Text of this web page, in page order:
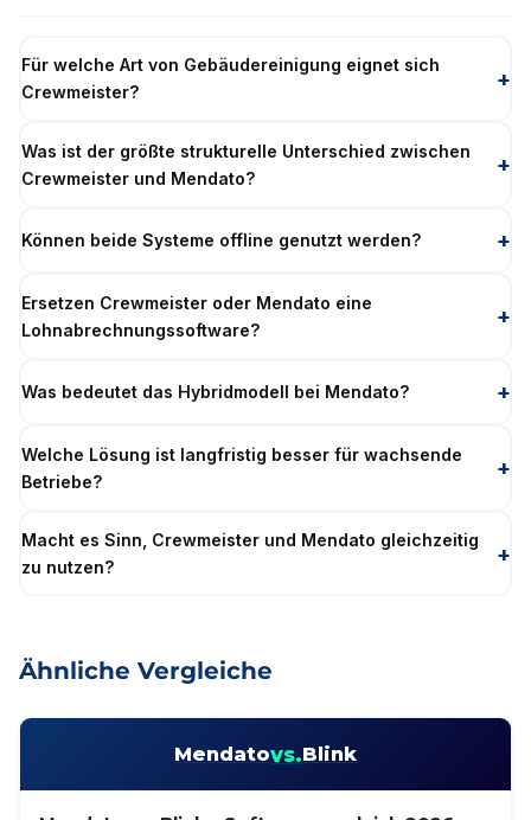
Für welche Art von Gebäudereinigung eignet sich
Crewmeister?
Was ist der größte strukturelle Unterschied zwischen
Crewmeister und Mendato?
Können beide Systeme offline genutzt werden?
Ersetzen Crewmeister oder Mendato eine
Lohnabrechnungssoftware?
Was bedeutet das Hybridmodell bei Mendato?
Welche Lösung ist langfristig besser für wachsende
Betriebe?
Macht es Sinn, Crewmeister und Mendato gleichzeitig
zu nutzen?
Ähnliche Vergleiche
Mendatovs.Blink